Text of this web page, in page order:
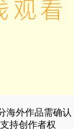
海外作品需确认
持创作者权